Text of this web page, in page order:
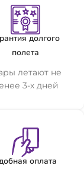
долгого
полета
летают не
3-х дней
оплата